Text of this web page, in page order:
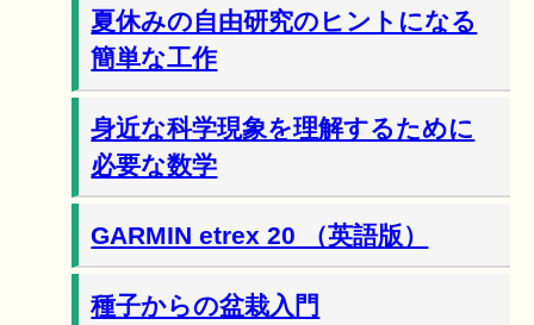
夏休みの自由研究のヒントになる
簡単な工作
身近な科学現象を理解するために
必要な数学
GARMIN etrex 20 （英語版）
種子からの盆栽入門